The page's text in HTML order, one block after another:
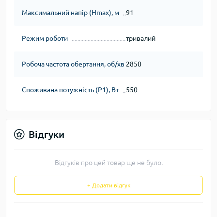
Максимальний напір (Нmax), м 91
Режим роботи тривалий
Робоча частота обертання, об/хв 2850
Споживана потужність (Р1), Вт 550
Відгуки
Відгуків про цей товар ще не було.
+ Додати відгук